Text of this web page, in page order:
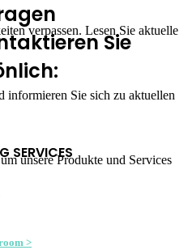
verpassen. Lesen Sie aktuelle
informieren Sie sich zu aktuellen
unsere Produkte und Services
>
Sie
SERVICES